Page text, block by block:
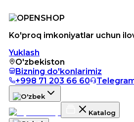
Ko'proq imkoniyatlar uchun
Yuklash
O'zbekiston
Bizning do'konlarimiz
+998 71 203 66 60
Katalog